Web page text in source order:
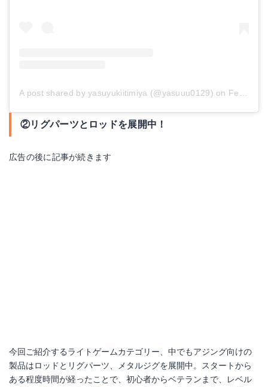
A post shared by yasuyukiitimiya (@yasuuu0129) on Feb 1, 2017 at 4:08am PST
②リグパーツとロッドを展開中！
広告の後に記事が続きます
今回ご紹介するライトゲームカテゴリー、中でもアジング向けの
製品はロッドとリグパーツ、メタルジグを展開中。スタートから
ある程度時間が経ったことで、初心者からベテランまで、レベル